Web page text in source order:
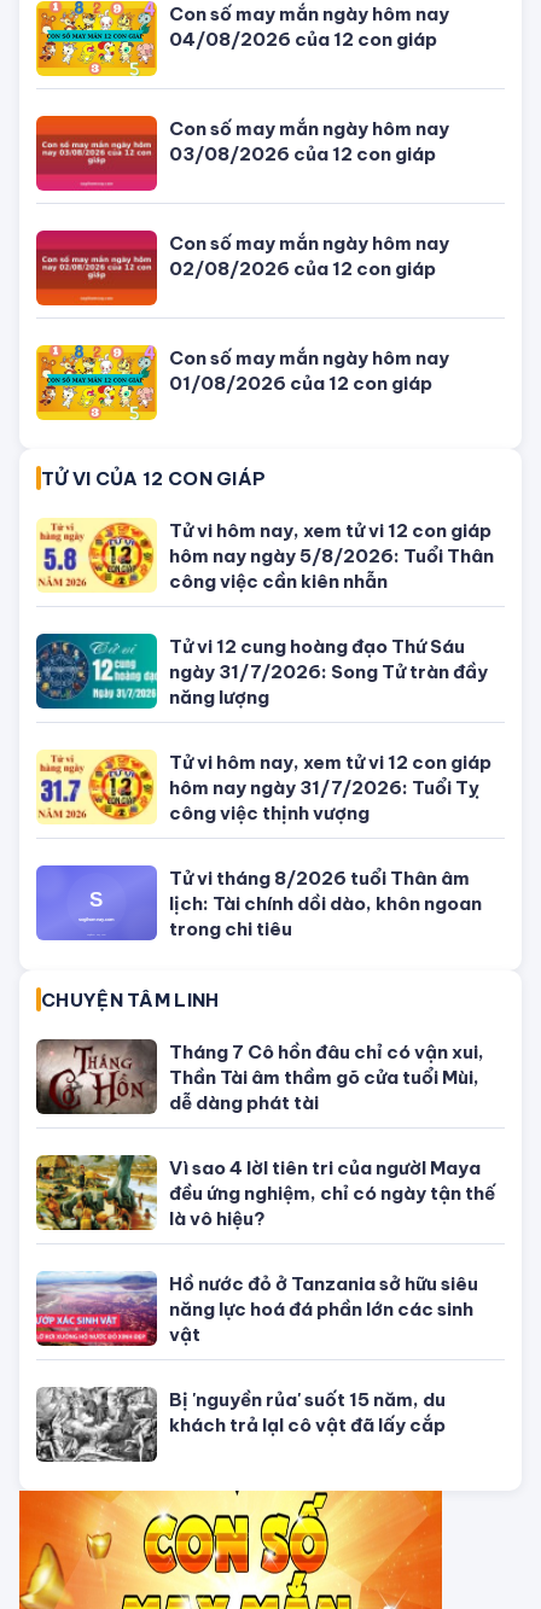
Con số may mắn ngày hôm nay
04/08/2026 của 12 con giáp
Con số may mắn ngày hôm nay
03/08/2026 của 12 con giáp
Con số may mắn ngày hôm nay
02/08/2026 của 12 con giáp
Con số may mắn ngày hôm nay
01/08/2026 của 12 con giáp
TỬ VI CỦA 12 CON GIÁP
Tử vi hôm nay, xem tử vi 12 con giáp
hôm nay ngày 5/8/2026: Tuổi Thân
công việc cần kiên nhẫn
Tử vi 12 cung hoàng đạo Thứ Sáu
ngày 31/7/2026: Song Tử tràn đầy
năng lượng
Tử vi hôm nay, xem tử vi 12 con giáp
hôm nay ngày 31/7/2026: Tuổi Tỵ
công việc thịnh vượng
Tử vi tháng 8/2026 tuổi Thân âm
lịch: Tài chính dồi dào, khôn ngoan
trong chi tiêu
CHUYỆN TÂM LINH
Tháng 7 Cô hồn đâu chỉ có vận xui,
Thần Tài âm thầm gõ cửa tuổi Mùi,
dễ dàng phát tài
Vì sao 4 lờI tiên tri của ngườI Maya
đều ứng nghiệm, chỉ có ngày tận thế
là vô hiệu?
Hồ nước đỏ ở Tanzania sở hữu siêu
năng lực hoá đá phần lớn các sinh
vật
Bị 'nguyền rủa' suốt 15 năm, du
khách trả lạI cô vật đã lấy cắp